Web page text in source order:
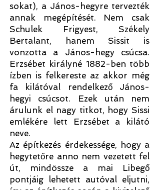
sokat), a János-hegyre tervezték
annak megépítését. Nem csak
Schulek Frigyest, Székely
Bertalant, hanem Sissit is
vonzotta a János-hegy csúcsa.
Erzsébet királyné 1882-ben több
ízben is felkereste az akkor még
fa kilátóval rendelkező János-
hegyi csúcsot. Ezek után nem
árulunk el nagy titkot, hogy Sissi
emlékére lett Erzsébet a kilátó
neve.
Az építkezés érdekessége, hogy a
hegytetőre anno nem vezetett fel
út, mindössze a mai Libegő
pontjáig lehetett autóval eljutni,